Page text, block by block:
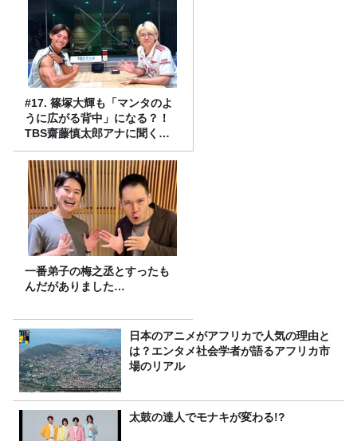
#17. 篠塚大輝も「マンタのよ
うに広がる背中」になる？！
TBS齋藤慎太郎アナに聞くメ
ンズフィジークの魅力！！
一番弟子の梅之丞とすったも
んだがありました…
日本のアニメがアフリカで人気の理由と
は？エンタメ社会学者が語るアフリカ市
場のリアル
太鼓の達人でモナキが変わる!?